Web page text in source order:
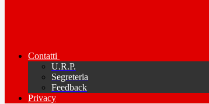
Contatti
U.R.P.
Segreteria
Feedback
Privacy